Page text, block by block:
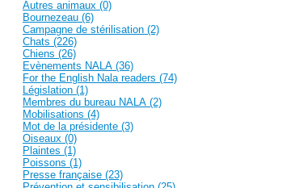
Autres animaux (0)
Bournezeau (6)
Campagne de stérilisation (2)
Chats (226)
Chiens (26)
Evènements NALA (36)
For the English Nala readers (74)
Législation (1)
Membres du bureau NALA (2)
Mobilisations (4)
Mot de la présidente (3)
Oiseaux (0)
Plaintes (1)
Poissons (1)
Presse française (23)